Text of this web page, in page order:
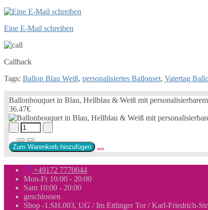
Eine E-Mail schreiben
Callback
Tags: Ballon Blau Weiß, personalisiertes Ballonset, Vatertag
Ballonbouquet in Blau, Hellblau & Weiß mit
36.47€
Zum Warenkorb hinzufügen
+49172 7770044
Mon-Fr 10:00 - 20:00
Sam 10:00 - 20:00
geschlossen
Shop -1.SH.003, UG / Im Ettlinger Tor / Karl-Friedrich-